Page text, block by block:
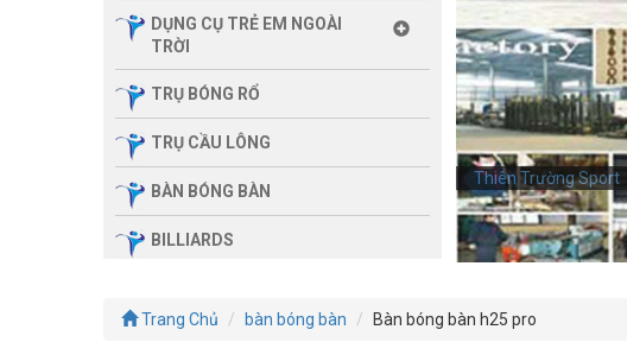
DỤNG CỤ TRẺ EM NGOÀI
TRỜI
TRỤ BÓNG RỔ
TRỤ CẦU LÔNG
BÀN BÓNG BÀN
BILLIARDS
ĐÌNH
Thiên Trường Sport
Trang Chủ bàn bóng bàn Bàn bóng bàn h25 pro